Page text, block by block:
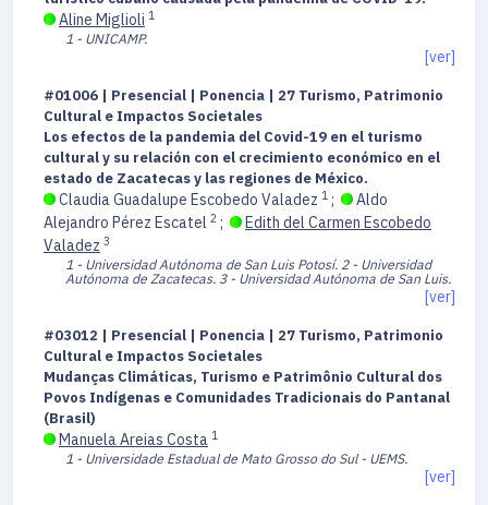
Aline Miglioli 1
1 - UNICAMP.
[ver]
#01006 | Presencial | Ponencia | 27 Turismo, Patrimonio
Cultural e Impactos Societales
Los efectos de la pandemia del Covid-19 en el turismo
cultural y su relación con el crecimiento económico en el
estado de Zacatecas y las regiones de México.
Claudia Guadalupe Escobedo Valadez 1 ;
Aldo
Alejandro Pérez Escatel 2 ;
Edith del Carmen Escobedo
Valadez 3
1 - Universidad Autónoma de San Luis Potosí. 2 - Universidad
Autónoma de Zacatecas. 3 - Universidad Autónoma de San Luis.
[ver]
#03012 | Presencial | Ponencia | 27 Turismo, Patrimonio
Cultural e Impactos Societales
Mudanças Climáticas, Turismo e Patrimônio Cultural dos
Povos Indígenas e Comunidades Tradicionais do Pantanal
(Brasil)
Manuela Areias Costa 1
1 - Universidade Estadual de Mato Grosso do Sul - UEMS.
[ver]